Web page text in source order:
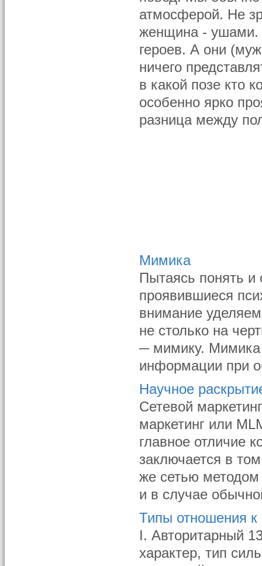
атмосферой. Не
женщина - ушами.
героев. А они
ничего
в какой позе кто
особенно ярко
разница между
Мимика
Пытаясь понять и
проявившиеся
внимание
не столько на
─ мимику. Мимика
информации при
Научное
Сетевой
маркетинг или
главное отличие
заключается в
же сетью методом
и в случае
Типы отношения
I. Авторитарный
характер, тип